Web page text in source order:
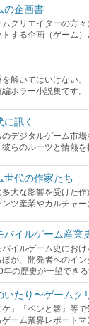
の企画書
クリエイターの方
する企画（ゲーム
を解いてはいけない
ホラー小説集です。
に訊く
のデジタルゲーム市
らのルーツと情熱を
世代の作家たち
大な影響を受けた
ツ産業やカルチャー
バイルゲーム産業
バイルゲーム史にお
か、開発者へのイ
の歴史が一望できる
いたり〜ゲームク
ケ』『ペンと箸』等
ーム業界レポートマ